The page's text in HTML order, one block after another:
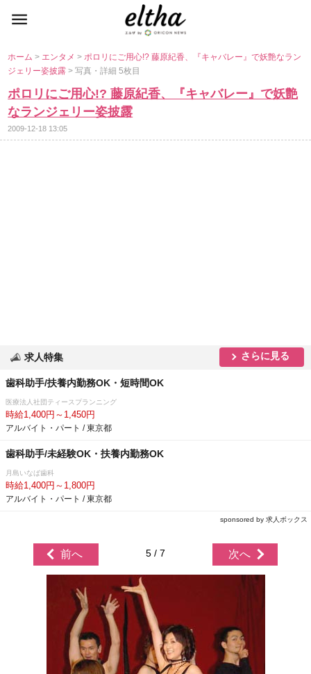
ホーム> エンタメ>ポロリにご用心!? 藤原紀香、『キャバレー』で妖艶なラン
ジェリー姿披露> 写真・詳細 5枚目
ポロリにご用心!? 藤原紀香、『キャバレー』で妖艶
なランジェリー姿披露
2009-12-18 13:05
求人特集 さらに見る
歯科助手/扶養内勤務OK・短時間OK
医療法人社団ティースプランニング
時給1,400円～1,450円
アルバイト・パート / 東京都
歯科助手/未経験OK・扶養内勤務OK
月島いなば歯科
時給1,400円～1,800円
アルバイト・パート / 東京都
sponsored by 求人ボックス
前へ 5 / 7 次へ